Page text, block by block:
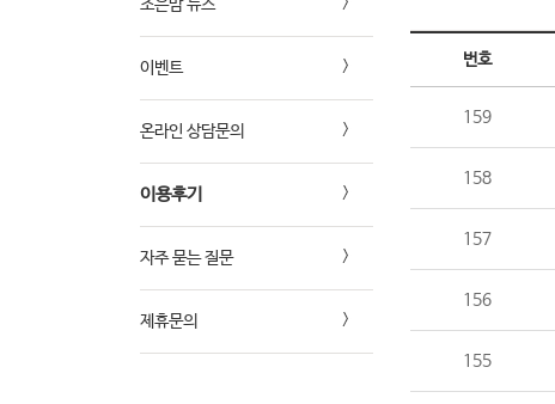
조은맘 뉴스
이벤트
온라인 상담문의
이용후기
자주 묻는 질문
제휴문의
번호
159
158
157
156
155